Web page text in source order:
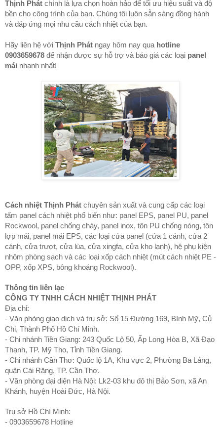
Thịnh Phát chính là lựa chọn hoàn hảo để tối ưu hiệu suất và độ
bền cho công trình của bạn. Chúng tôi luôn sẵn sàng đồng hành
và đáp ứng mọi nhu cầu cách nhiệt của bạn.
Hãy liên hệ với Thịnh Phát ngay hôm nay qua hotline
0903659678 để nhận được sự hỗ trợ và báo giá các loại panel
mái nhanh nhất!
Cách nhiệt Thịnh Phát chuyên sản xuất và cung cấp các loại
tấm panel cách nhiệt phổ biến như: panel EPS, panel PU, panel
Rockwool, panel chống cháy, panel inox, tôn PU chống nóng, tôn
lợp mái, panel mái EPS, các loại cửa panel (cửa 1 cánh, cửa 2
cánh, cửa trượt, cửa lùa, cửa xingfa, cửa kho lạnh), hệ phụ kiện
nhôm phòng sạch và các loại xốp cách nhiệt (mút cách nhiệt PE -
OPP, xốp XPS, bông khoáng Rockwool).
Thông tin liên lạc
CÔNG TY TNHH CÁCH NHIỆT THỊNH PHÁT
Địa chỉ:
- Văn phòng giao dịch và trụ sở: Số 15 Đường 169, Bình Mỹ, Củ
Chi, Thành Phố Hồ Chí Minh.
- Chi nhánh Tiền Giang: 243 Quốc Lộ 50, Ấp Long Hòa B, Xã Đạo
Thạnh, TP. Mỹ Tho, Tỉnh Tiền Giang.
- Chi nhánh Cần Thơ: Quốc lộ 1A, Khu vực 2, Phường Ba Láng,
quận Cái Răng, TP. Cần Thơ.
- Văn phòng đại diện Hà Nội: Lk2-03 khu đô thị Bảo Sơn, xã An
Khánh, huyện Hoài Đức, Hà Nội.
Trụ sở Hồ Chí Minh:
- 0903659678 Hotline